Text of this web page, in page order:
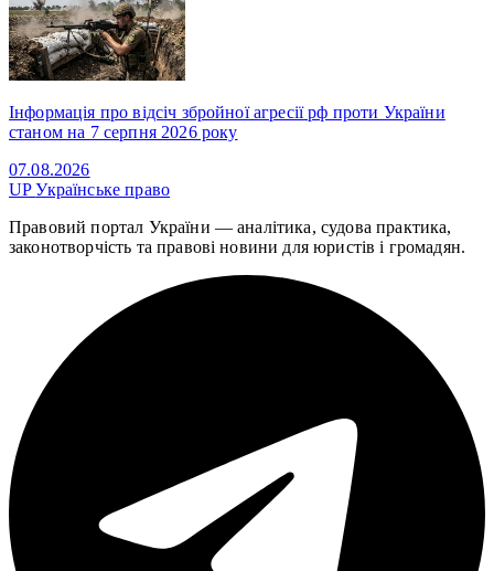
Інформація про відсіч збройної агресії рф проти України
станом на 7 серпня 2026 року
07.08.2026
UPУкраїнське право
Правовий портал України — аналітика, судова практика,
законотворчість та правові новини для юристів і громадян.